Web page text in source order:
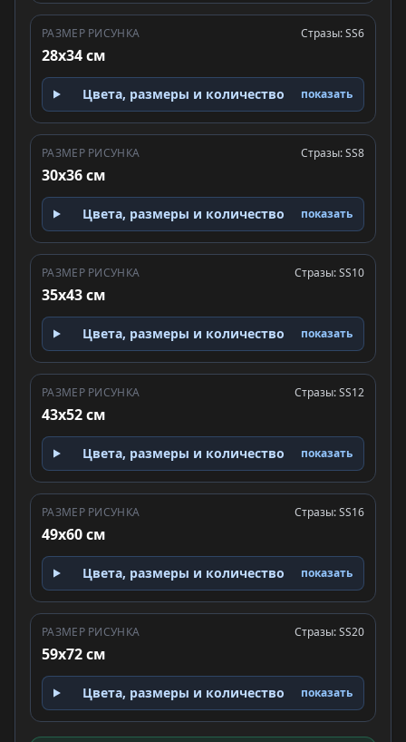
РАЗМЕР РИСУНКА
28x34 см
Стразы: SS6
Цвета, размеры и количество показать
РАЗМЕР РИСУНКА
30x36 см
Стразы: SS8
Цвета, размеры и количество показать
РАЗМЕР РИСУНКА
35x43 см
Стразы: SS10
Цвета, размеры и количество показать
РАЗМЕР РИСУНКА
43x52 см
Стразы: SS12
Цвета, размеры и количество показать
РАЗМЕР РИСУНКА
49x60 см
Стразы: SS16
Цвета, размеры и количество показать
РАЗМЕР РИСУНКА
59x72 см
Стразы: SS20
Цвета, размеры и количество показать